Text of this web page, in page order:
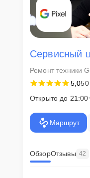
Сервисный
Ремонт техники
5,050
Открыто до 21:00
Маршрут
ОбзорОтзывы 42